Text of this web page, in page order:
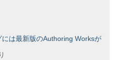
は最新版のAuthoring Worksが